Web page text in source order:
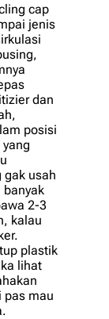
сар
jеnіѕ
dаn
роѕіѕі
yang
gak uѕаh
banyak
2-3
kаlаu
plastik
lihat
раѕ mau